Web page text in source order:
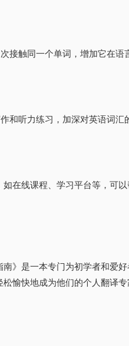
接触同一个单词，增加它在语
和听力练习，加深对英语词汇
如在线课程、学习平台等，可
南》是一本专门为初学者和爱
愉快地成为他们的个人翻译专